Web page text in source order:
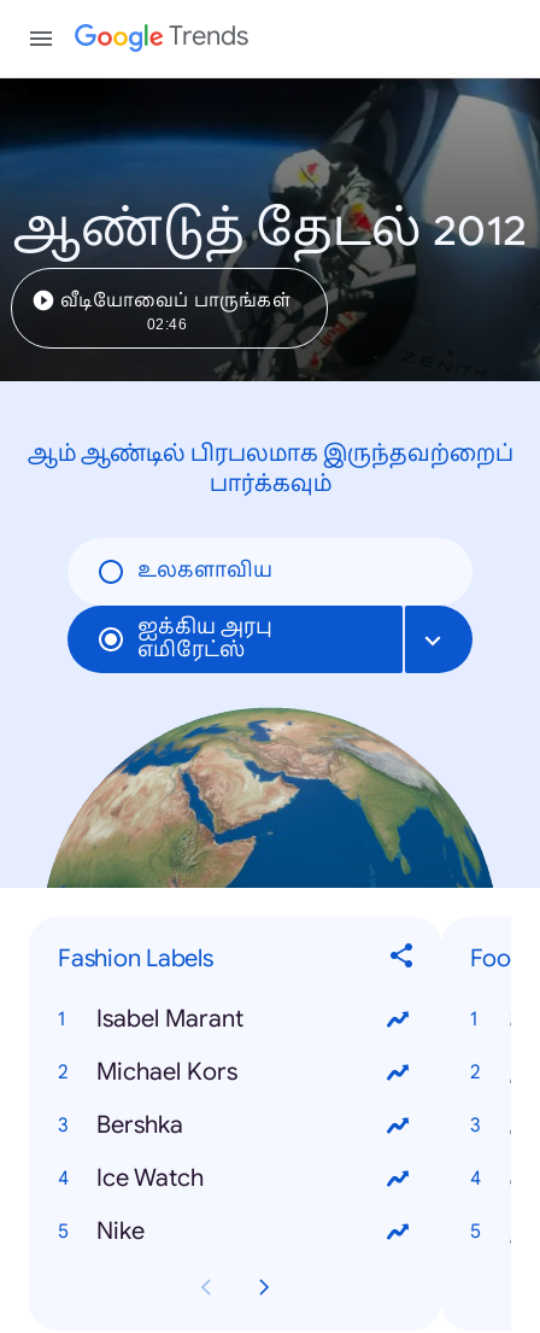
Trends
ஆண்டுத் தேடல் 2012
வீடியோவைப் பாருங்கள்
02:46
ஆம் ஆண்டில் பிரபலமாக இருந்தவற்றைப்
பார்க்கவும்
உலகளாவிய
ஐக்கிய அரபு
எமிரேட்ஸ்
Fashion Labels
Isabel Marant
Michael Kors
Bershka
Ice Watch
Nike
Food